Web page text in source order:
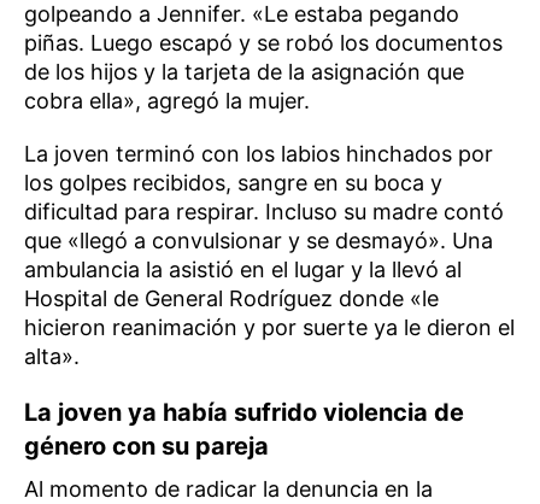
golpeando a Jennifer. «Le estaba pegando
piñas. Luego escapó y se robó los documentos
de los hijos y la tarjeta de la asignación que
cobra ella», agregó la mujer.
La joven terminó con los labios hinchados por
los golpes recibidos, sangre en su boca y
dificultad para respirar. Incluso su madre contó
que «llegó a convulsionar y se desmayó». Una
ambulancia la asistió en el lugar y la llevó al
Hospital de General Rodríguez donde «le
hicieron reanimación y por suerte ya le dieron el
alta».
La joven ya había sufrido violencia de
género con su pareja
Al momento de radicar la denuncia en la